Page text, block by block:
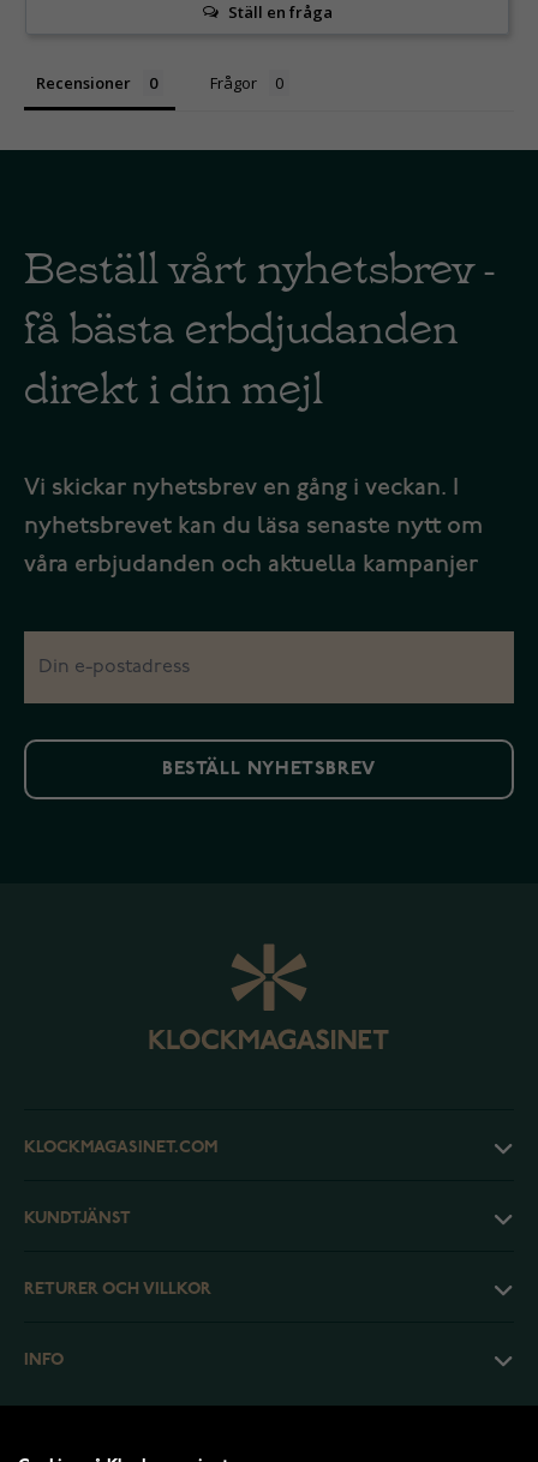
Ställ en fråga
Recensioner Frågor
Beställ vårt nyhetsbrev -
få bästa erbdjudanden
direkt i din mejl
Vi skickar nyhetsbrev en gång i veckan. I
nyhetsbrevet kan du läsa senaste nytt om
våra erbjudanden och aktuella kampanjer
BESTÄLL NYHETSBREV
KLOCKMAGASINET.COM
KUNDTJÄNST
RETURER OCH VILLKOR
INFO